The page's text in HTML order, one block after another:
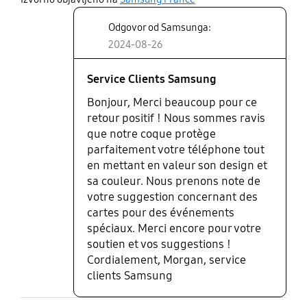
Odgovor od Samsunga:
2024-08-26
Service Clients Samsung
Bonjour, Merci beaucoup pour ce
retour positif ! Nous sommes ravis
que notre coque protège
parfaitement votre téléphone tout
en mettant en valeur son design et
sa couleur. Nous prenons note de
votre suggestion concernant des
cartes pour des événements
spéciaux. Merci encore pour votre
soutien et vos suggestions !
Cordialement, Morgan, service
clients Samsung